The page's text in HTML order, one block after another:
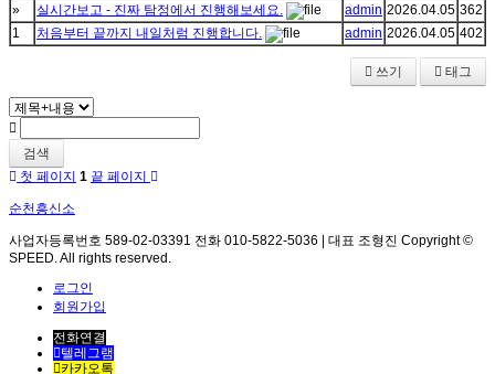
»
실시간보고 - 진짜 탐정에서 진행해보세요. admin 2026.04.05 362
1
처음부터 끝까지 내일처럼 진행합니다. admin 2026.04.05 402
쓰기 태그
검색
첫 페이지 1 끝 페이지
순천흥신소
사업자등록번호 589-02-03391 전화 010-5822-5036 | 대표 조형진 Copyright ©
SPEED. All rights reserved.
로그인
회원가입
전화연결
텔레그램
카카오톡